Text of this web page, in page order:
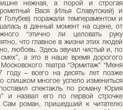
нежная, а порой и строгая
Вася (Илья Славутский) и
поражали темпераментом и
в данный момент на сцене, от
“этично ли целовать руку
что главное в жизни этих людей
любовь. Здесь звучал чистый и, по
а это в наше время дорогого
театра “Эрмитаж” “Меня
году – всего на десять лет позже
слишком многое успело измениться
спектакль по роману Юрия
и назвал его по первой строчке
Сам роман, пришедший к читателю